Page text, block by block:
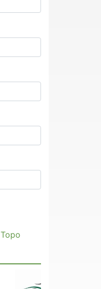
Topo